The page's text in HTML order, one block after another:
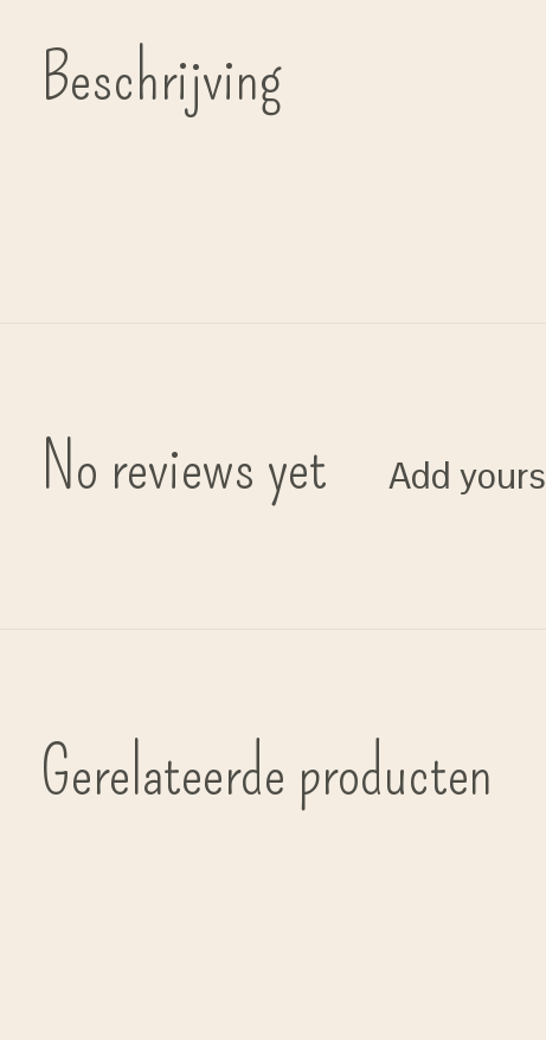
Beschrijving
No reviews yet Add yours
Gerelateerde producten